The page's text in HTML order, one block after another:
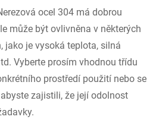
ocel 304 má dobrou
může být ovlivněna v některých
jako je vysoká teplota, silná
Vyberte prosím vhodnou třídu
prostředí použití nebo se
zajistili, že její odolnost